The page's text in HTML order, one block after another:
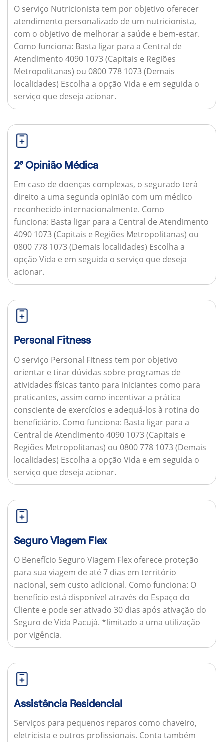
O serviço Nutricionista tem por objetivo oferecer
atendimento personalizado de um nutricionista,
com o objetivo de melhorar a saúde e bem-estar.
Como funciona: Basta ligar para a Central de
Atendimento 4090 1073 (Capitais e Regiões
Metropolitanas) ou 0800 778 1073 (Demais
localidades) Escolha a opção Vida e em seguida o
serviço que deseja acionar.
2ª Opinião Médica
Em caso de doenças complexas, o segurado terá
direito a uma segunda opinião com um médico
reconhecido internacionalmente. Como
funciona: Basta ligar para a Central de Atendimento
4090 1073 (Capitais e Regiões Metropolitanas) ou
0800 778 1073 (Demais localidades) Escolha a
opção Vida e em seguida o serviço que deseja
acionar.
Personal Fitness
O serviço Personal Fitness tem por objetivo
orientar e tirar dúvidas sobre programas de
atividades físicas tanto para iniciantes como para
praticantes, assim como incentivar a prática
consciente de exercícios e adequá-los à rotina do
beneficiário. Como funciona: Basta ligar para a
Central de Atendimento 4090 1073 (Capitais e
Regiões Metropolitanas) ou 0800 778 1073 (Demais
localidades) Escolha a opção Vida e em seguida o
serviço que deseja acionar.
Seguro Viagem Flex
O Benefício Seguro Viagem Flex oferece proteção
para sua viagem de até 7 dias em território
nacional, sem custo adicional. Como funciona: O
benefício está disponível através do Espaço do
Cliente e pode ser ativado 30 dias após ativação do
Seguro de Vida Pacujá. *limitado a uma utilização
por vigência.
Assistência Residencial
Serviços para pequenos reparos como chaveiro,
eletricista e outros profissionais. Conta também